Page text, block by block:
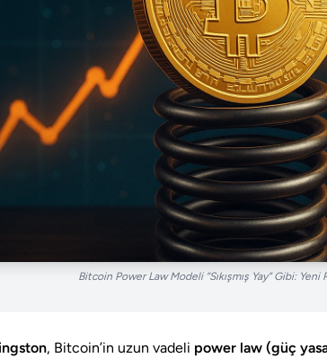
Bitcoin Power Law Modeli “Sıkışmış Yay” Gibi:
, Bitcoin’in uzun vadeli power law (güç